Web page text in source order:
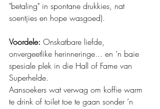
"betaling" in spontane drukkies, nat
soentjies en hope wasgoed).
Voordele: Onskatbare liefde,
onvergeetlike herinneringe... en ’n baie
spesiale plek in die Hall of Fame van
Superhelde.
Aansoekers wat verwag om koffie warm
te drink of toilet toe te gaan sonder ’n